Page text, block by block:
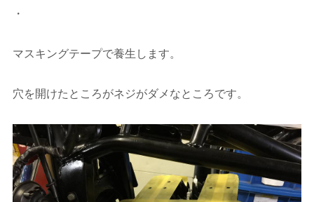
・
マスキングテープで養生します。
穴を開けたところがネジがダメなところです。